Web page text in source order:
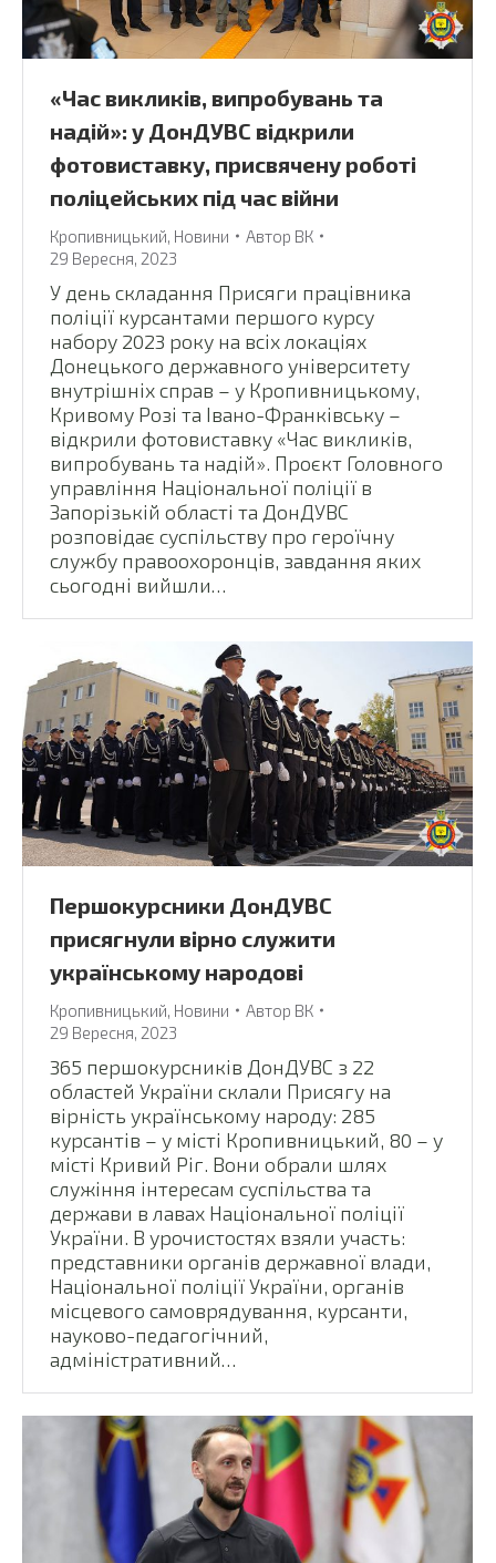
«Час викликів, випробувань та
надій»: у ДонДУВС відкрили
фотовиставку, присвячену роботі
поліцейських під час війни
Кропивницький Новини Автор ВК
29 Вересня, 2023
У день складання Присяги працівника
поліції курсантами першого курсу
набору 2023 року на всіх локаціях
Донецького державного університету
внутрішніх справ – у Кропивницькому,
Кривому Розі та Івано-Франківську –
відкрили фотовиставку «Час викликів,
випробувань та надій». Проєкт Головного
управління Національної поліції в
Запорізькій області та ДонДУВС
розповідає суспільству про героїчну
службу правоохоронців, завдання яких
сьогодні вийшли…
Першокурсники ДонДУВС
присягнули вірно служити
українському народові
Кропивницький, Новини Автор ВК
29 Вересня, 2023
365 першокурсників ДонДУВС з 22
областей України склали Присягу на
вірність українському народу: 285
курсантів – у місті Кропивницький, 80 – у
місті Кривий Ріг. Вони обрали шлях
служіння інтересам суспільства та
держави в лавах Національної поліції
України. В урочистостях взяли участь:
представники органів державної влади,
Національної поліції України, органів
місцевого самоврядування, курсанти,
науково-педагогічний,
адміністративний…